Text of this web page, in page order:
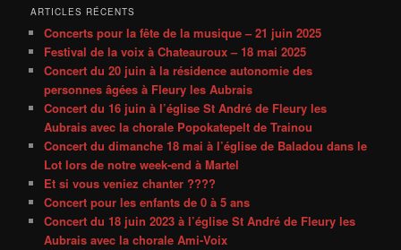
ARTICLES RÉCENTS
Concerts pour la fête de la musique – 21 juin 2025
Festival de la voix à Chateauroux – 18 mai 2025
Concert du 20 juin à la résidence autonomie des
personnes âgées à Fleury les Aubrais
Concert du 16 juin à l’église St André de Fleury les
Aubrais avec la chorale Popokatepelt de Trainou
Concert du dimanche 18 mai à l’église de Baladou dans le
Lot lors de notre week-end à Martel
Et si vous veniez chanter ????
Concert pour les enfants de 0 à 5 ans
Concert du 18 juin 2023 à l’église St André de Fleury les
Aubrais avec la chorale Ami-Voix